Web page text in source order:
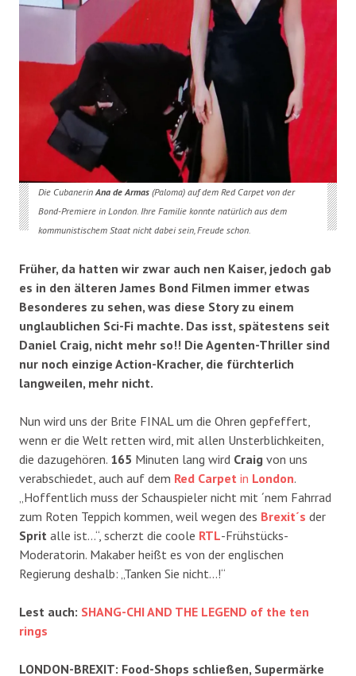
Die CubanerinAna de Armas(Paloma) auf dem Red Carpet von der
Bond-Premiere in London. Ihre Familie konnte natürlich aus dem
kommunistischem Staat nicht dabei sein, Freude schon.
Früher, da hatten wir zwar auch nen Kaiser, jedoch gab
es in den älteren James Bond Filmen immer etwas
Besonderes zu sehen, was diese Story zu einem
unglaublichen Sci-Fi machte. Das isst, spätestens seit
Daniel Craig, nicht mehr so!! Die Agenten-Thriller sind
nur noch einzige Action-Kracher, die fürchterlich
langweilen, mehr nicht.
Nun wird uns der Brite FINAL um die Ohren gepfeffert,
wenn er die Welt retten wird, mit allen Unsterblichkeiten,
die dazugehören. 165 Minuten lang wird Craig von uns
verabschiedet, auch auf dem Red Carpet in London.
„Hoffentlich muss der Schauspieler nicht mit ´nem Fahrrad
zum Roten Teppich kommen, weil wegen des Brexit´s der
Sprit alle ist…“, scherzt die coole RTL-Frühstücks-
Moderatorin. Makaber heißt es von der englischen
Regierung deshalb: „Tanken Sie nicht…!“
Lest auch: SHANG-CHI AND THE LEGEND of the ten
rings
LONDON-BREXIT: Food-Shops schließen, Supermärke